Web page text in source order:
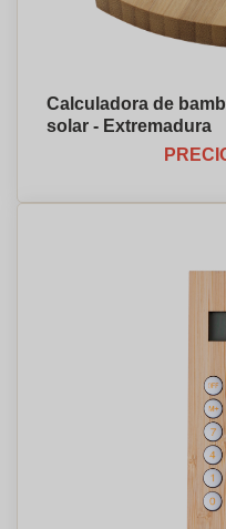
Calculadora de
solar - Extremadura